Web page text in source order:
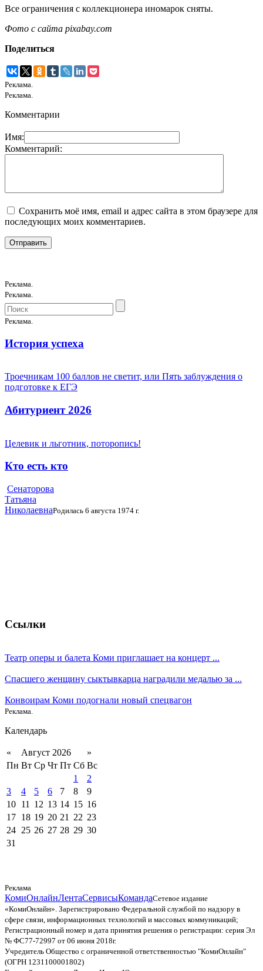
Все ограничения с коллекционера иномарок сняты.
Фото с сайта pixabay.com
Поделиться
Реклама.
Реклама.
Комментарии
Имя:
Комментарий:
Сохранить моё имя, email и адрес сайта в этом браузере для
последующих моих комментариев.
Реклама.
Реклама.
Реклама.
История успеха
Троечникам 100 баллов не светит, или Пять заблуждения о
подготовке к ЕГЭ
Абитуриент 2026
Целевик и льготник, поторопись!
Кто есть кто
Сенаторова
Татьяна
НиколаевнаРодилась 6 августа 1974 г.
Ссылки
Театр оперы и балета Коми приглашает на концерт ...
Спасшего женщину сыктывкарца наградили медалью за ...
Конвоирам Коми подогнали новый спецвагон
Реклама.
Календарь
« Август 2026
»
Пн Вт Ср Чт Пт Сб Вс
1
2
3
4 5 6 7 8
9
10 11 12 13 14 15 16
17 18 19 20 21 22 23
24 25 26 27 28 29 30
31
Реклама
КомиОнлайнЛентаСервисыКомандаСетевое издание
«КомиОнлайн». Зарегистрировано Федеральной службой по надзору в
сфере связи, информационных технологий и массовых коммуникаций;
Регистрационный номер и дата принятия решения о регистрации: серия Эл
№ ФС77-72997 от 06 июня 2018г.
Учредитель Общество с ограниченной ответственностью "КомиОнлайн"
(ОГРН 1231100001802)